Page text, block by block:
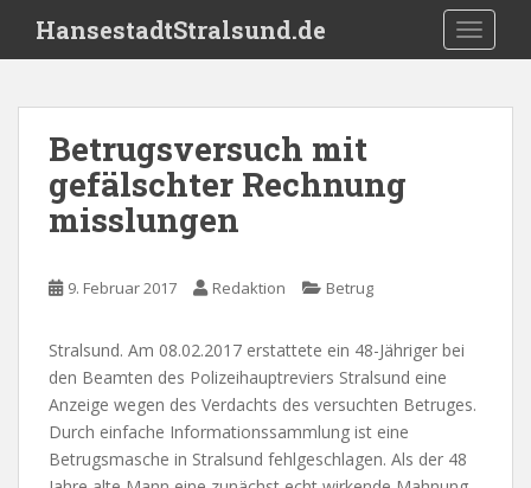
i
HansestadtStralsund.de
Betrugsversuch mit
gefälschter Rechnung
misslungen
9. Februar 2017 Redaktion Betrug
Stralsund. Am 08.02.2017 erstattete ein 48-Jähriger bei
den Beamten des Polizeihauptreviers Stralsund eine
Anzeige wegen des Verdachts des versuchten Betruges.
Durch einfache Informationssammlung ist eine
Betrugsmasche in Stralsund fehlgeschlagen. Als der 48